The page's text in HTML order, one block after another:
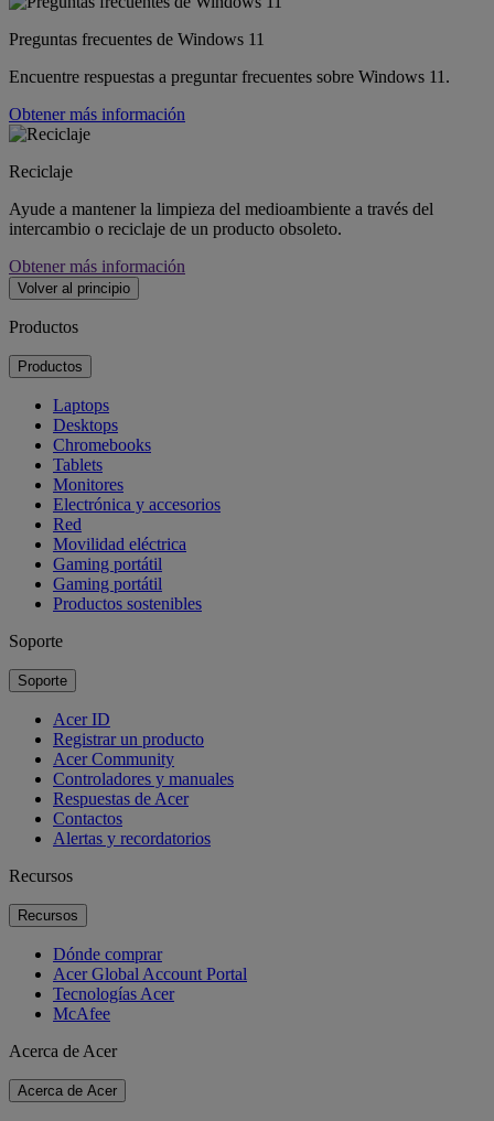
Preguntas frecuentes de Windows 11
Encuentre respuestas a preguntar frecuentes sobre Windows 11.
Obtener más información
Reciclaje
Ayude a mantener la limpieza del medioambiente a través del
intercambio o reciclaje de un producto obsoleto.
Obtener más información
Volver al principio
Productos
Productos
Laptops
Desktops
Chromebooks
Tablets
Monitores
Electrónica y accesorios
Red
Movilidad eléctrica
Gaming portátil
Gaming portátil
Productos sostenibles
Soporte
Soporte
Acer ID
Registrar un producto
Acer Community
Controladores y manuales
Respuestas de Acer
Contactos
Alertas y recordatorios
Recursos
Recursos
Dónde comprar
Acer Global Account Portal
Tecnologías Acer
McAfee
Acerca de Acer
Acerca de Acer